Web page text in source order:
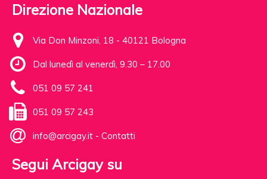
Direzione Nazionale
Via Don Minzoni, 18 - 40121 Bologna
Dal lunedì al venerdì, 9.30 – 17.00
051 09 57 241
051 09 57 243
info@arcigay.it - Contatti
Segui Arcigay su